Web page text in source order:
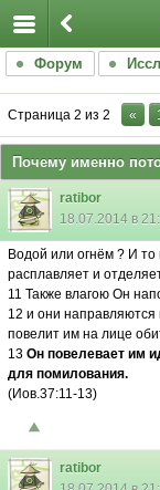
Форум
Страница 2 из 2 «
Почему именно
ratibor
18.07.2014 в
Водой или огнём ? И то
расплавляет и
11 Также влагою Он
12 и они направляются
повелит им на лице
13 Он повелевает им
для помилования.
(Иов.37:11-13)
ratibor